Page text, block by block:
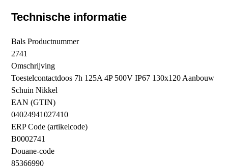
Technische informatie
Bals Productnummer
2741
Omschrijving
Toestelcontactdoos 7h 125A 4P 500V IP67 130x120 Aanbouw
Schuin Nikkel
EAN (GTIN)
04024941027410
ERP Code (artikelcode)
B0002741
Douane-code
85366990